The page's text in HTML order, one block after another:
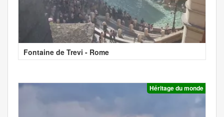
Fontaine de Trevi - Rome
Héritage du monde